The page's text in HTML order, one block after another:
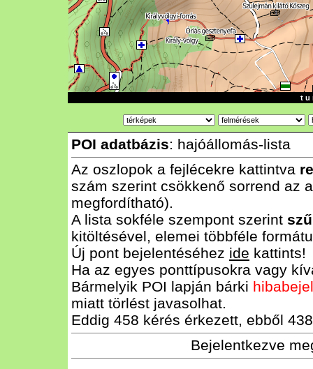
t u
POI adatbázis: hajóállomás-lista
Az oszlopok a fejlécekre kattintva
szám szerint csökkenő sorrend az
megfordítható).
A lista sokféle szempont szerint
kitöltésével, elemei többféle
Új pont bejelentéséhez ide kattints!
Ha az egyes ponttípusokra vagy
Bármelyik POI lapján bárki
miatt törlést javasolhat.
Eddig 458 kérés érkezett, ebből
Bejelentkezve